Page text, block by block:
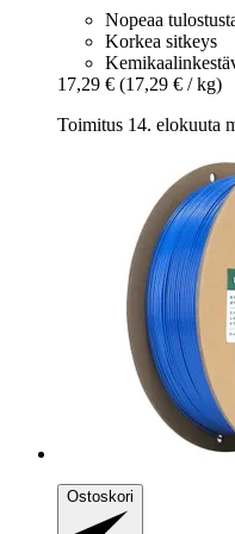
Nopeaa
Korkea sitkeys
17,29 € (17,29 € / kg)
Toimitus 14. elokuuta
Ostoskori